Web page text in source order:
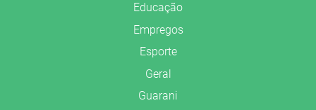
Educação
Empregos
Esporte
Geral
Guarani